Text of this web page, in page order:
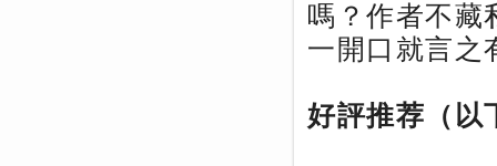
嗎？作者不藏
一開口就言之
好評推荐（以